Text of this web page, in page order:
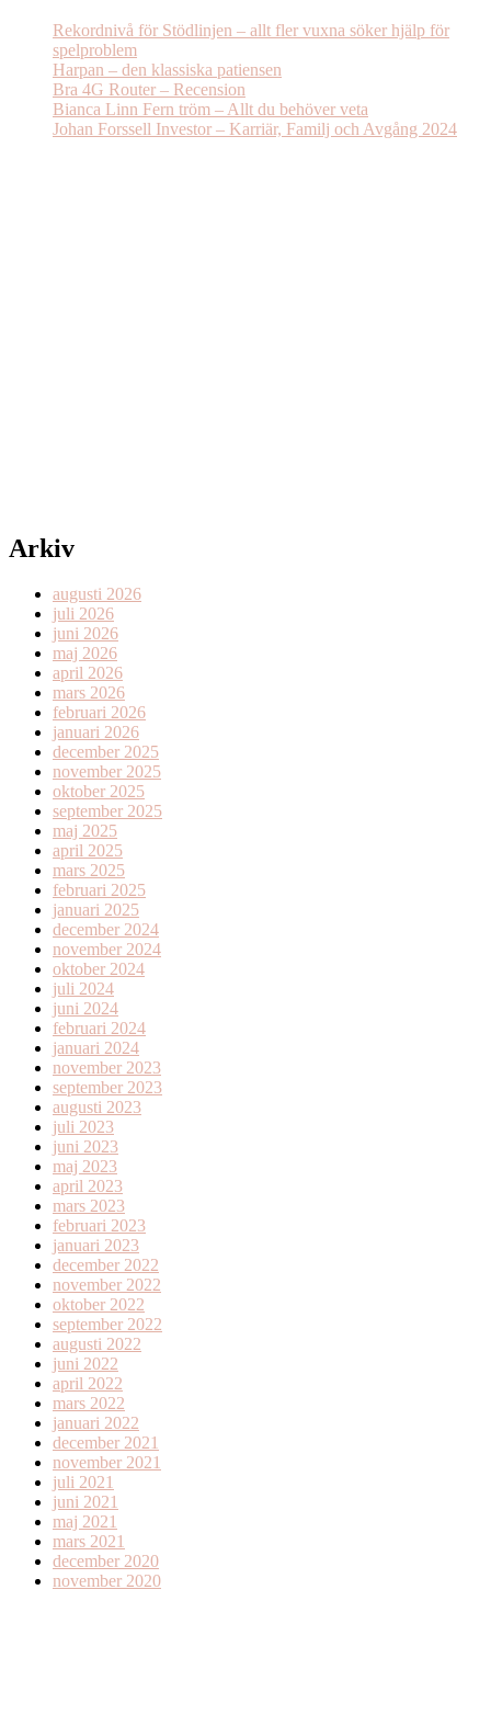
Rekordnivå för Stödlinjen – allt fler vuxna söker hjälp för
spelproblem
Harpan – den klassiska patiensen
Bra 4G Router – Recension
Bianca Linn Fern tröm – Allt du behöver veta
Johan Forssell Investor – Karriär, Familj och Avgång 2024
Arkiv
augusti 2026
juli 2026
juni 2026
maj 2026
april 2026
mars 2026
februari 2026
januari 2026
december 2025
november 2025
oktober 2025
september 2025
maj 2025
april 2025
mars 2025
februari 2025
januari 2025
december 2024
november 2024
oktober 2024
juli 2024
juni 2024
februari 2024
januari 2024
november 2023
september 2023
augusti 2023
juli 2023
juni 2023
maj 2023
april 2023
mars 2023
februari 2023
januari 2023
december 2022
november 2022
oktober 2022
september 2022
augusti 2022
juni 2022
april 2022
mars 2022
januari 2022
december 2021
november 2021
juli 2021
juni 2021
maj 2021
mars 2021
december 2020
november 2020